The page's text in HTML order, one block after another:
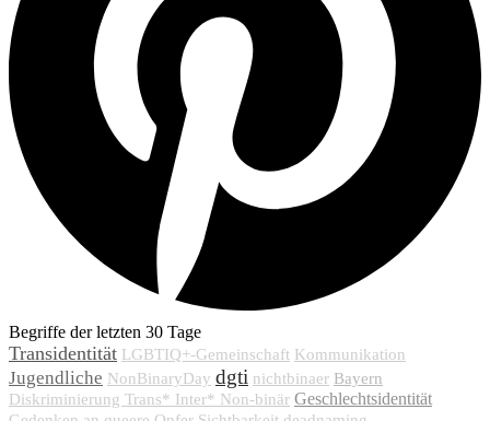
Begriffe der letzten 30 Tage
Transidentität LGBTIQ+-Gemeinschaft Kommunikation
Jugendliche NonBinaryDay dgti nichtbinaer Bayern
Diskriminierung Trans* Inter* Non-binär Geschlechtsidentität